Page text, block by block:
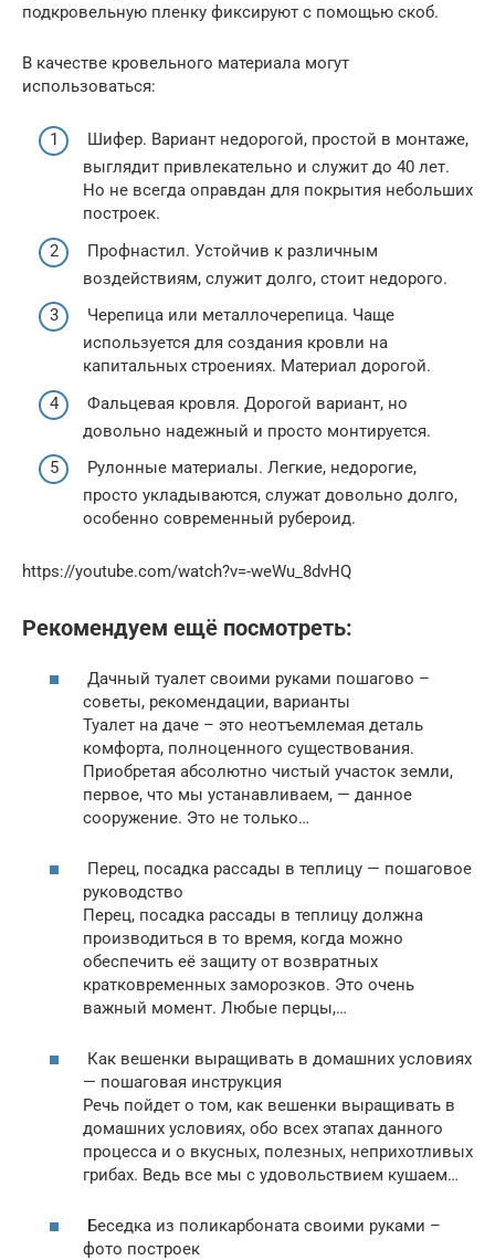
подкровельную пленку фиксируют с помощью скоб.
В качестве кровельного материала могут
использоваться:
Шифер. Вариант недорогой, простой в монтаже,
выглядит привлекательно и служит до 40 лет.
Но не всегда оправдан для покрытия небольших
построек.
Профнастил. Устойчив к различным
воздействиям, служит долго, стоит недорого.
Черепица или металлочерепица. Чаще
используется для создания кровли на
капитальных строениях. Материал дорогой.
Фальцевая кровля. Дорогой вариант, но
довольно надежный и просто монтируется.
Рулонные материалы. Легкие, недорогие,
просто укладываются, служат довольно долго,
особенно современный рубероид.
https://youtube.com/watch?v=-weWu_8dvHQ
Рекомендуем ещё посмотреть:
Дачный туалет своими руками пошагово –
советы, рекомендации, варианты
Туалет на даче – это неотъемлемая деталь
комфорта, полноценного существования.
Приобретая абсолютно чистый участок земли,
первое, что мы устанавливаем, — данное
сооружение. Это не только…
Перец, посадка рассады в теплицу — пошаговое
руководство
Перец, посадка рассады в теплицу должна
производиться в то время, когда можно
обеспечить её защиту от возвратных
кратковременных заморозков. Это очень
важный момент. Любые перцы,…
Как вешенки выращивать в домашних условиях
— пошаговая инструкция
Речь пойдет о том, как вешенки выращивать в
домашних условиях, обо всех этапах данного
процесса и о вкусных, полезных, неприхотливых
грибах. Ведь все мы с удовольствием кушаем…
Беседка из поликарбоната своими руками –
фото построек